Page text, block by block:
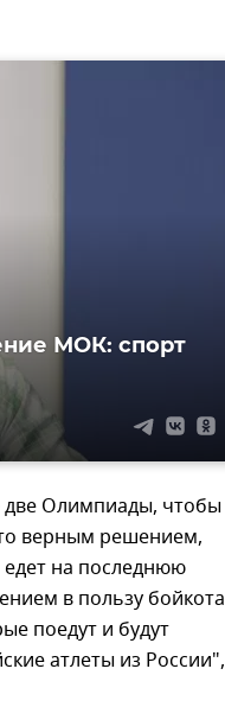
МОК: спорт
две Олимпиады, чтобы
верным решением,
едет на последнюю
в пользу
поедут и будут
атлеты из